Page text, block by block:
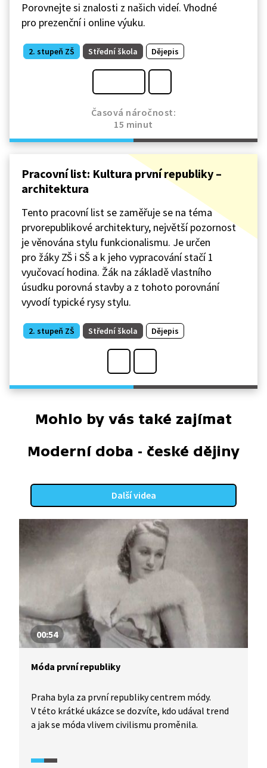
Porovnejte si znalosti z našich videí. Vhodné
pro prezenční i online výuku.
2. stupeň ZŠ Střední škola Dějepis
Časová náročnost:
15 minut
Pracovní list: Kultura první republiky –
architektura
Tento pracovní list se zaměřuje se na téma
prvorepublikové architektury, největší pozornost
je věnována stylu funkcionalismu. Je určen
pro žáky ZŠ i SŠ a k jeho vypracování stačí 1
vyučovací hodina. Žák na základě vlastního
úsudku porovná stavby a z tohoto porovnání
vyvodí typické rysy stylu.
2. stupeň ZŠ Střední škola Dějepis
Mohlo by vás také zajímat
Moderní doba - české dějiny
Další videa
00:54
Móda první republiky
Praha byla za první republiky centrem módy.
V této krátké ukázce se dozvíte, kdo udával trend
a jak se móda vlivem civilismu proměnila.